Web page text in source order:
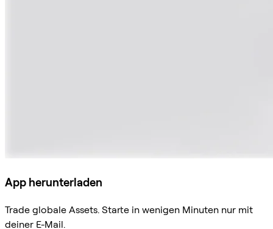
App herunterladen
Trade globale Assets. Starte in wenigen Minuten nur mit
deiner E-Mail.